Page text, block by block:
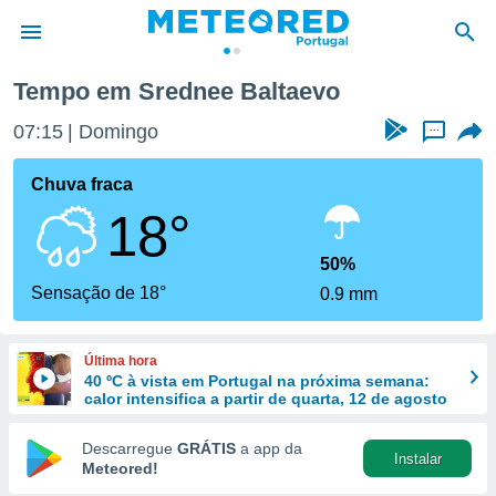
da
foi
fornecidas
a este
das
e
forma
digital
Tempo em Srednee Baltaevo
07:15 Domingo ...
Chuva fraca
18°
Sensação de 18°
50%
0.9 mm
Última hora
40 ºC à vista em Portugal na próxima semana:
calor intensifica a partir de quarta, 12 de agosto
Descarregue GRÁTIS a app da
Meteored!
Instalar